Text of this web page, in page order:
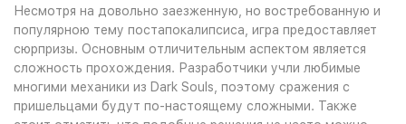
Несмотря на довольно заезженную, но востребованную и
популярною тему постапокалипсиса, игра предоставляет
сюрпризы. Основным отличительным аспектом является
сложность прохождения. Разработчики учли любимые
многими механики из Dark Souls, поэтому сражения с
пришельцами будут по-настоящему сложными. Также